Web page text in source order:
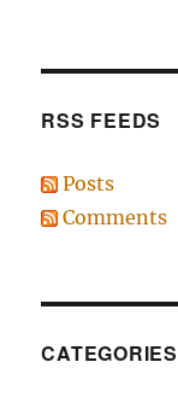
RSS FEEDS
Posts
Comments
CATEGORIES